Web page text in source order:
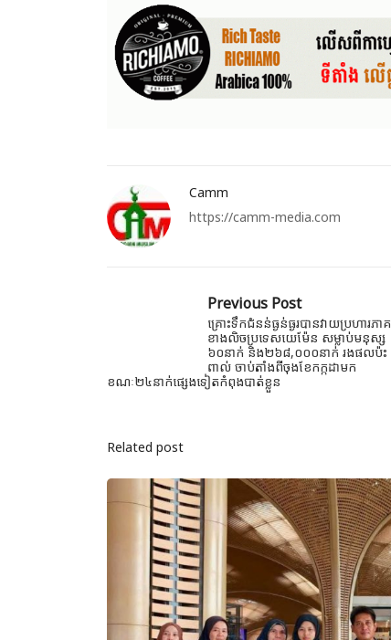
Camm
https://camm-media.com
Previous Post
គ្រោះទឹកជំនន់ធ្ងន់ធ្ងរបានវាយប្រហារភាគ
ខាងលិចប្រទេសយេម៉ែន សម្លាប់មនុស្ស
៦០នាក់ និង​២៦៨,០០០នាក់ រងផលប៉ះ
ពាល់ ចាប់តាំងពីចុងខែកក្កដា​មក
ខណៈ២៤នាក់ផ្សេងទៀតកំពុង​បាត់​ខ្លួន
Related post